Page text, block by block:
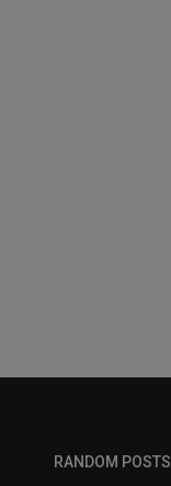
RANDOM POSTS